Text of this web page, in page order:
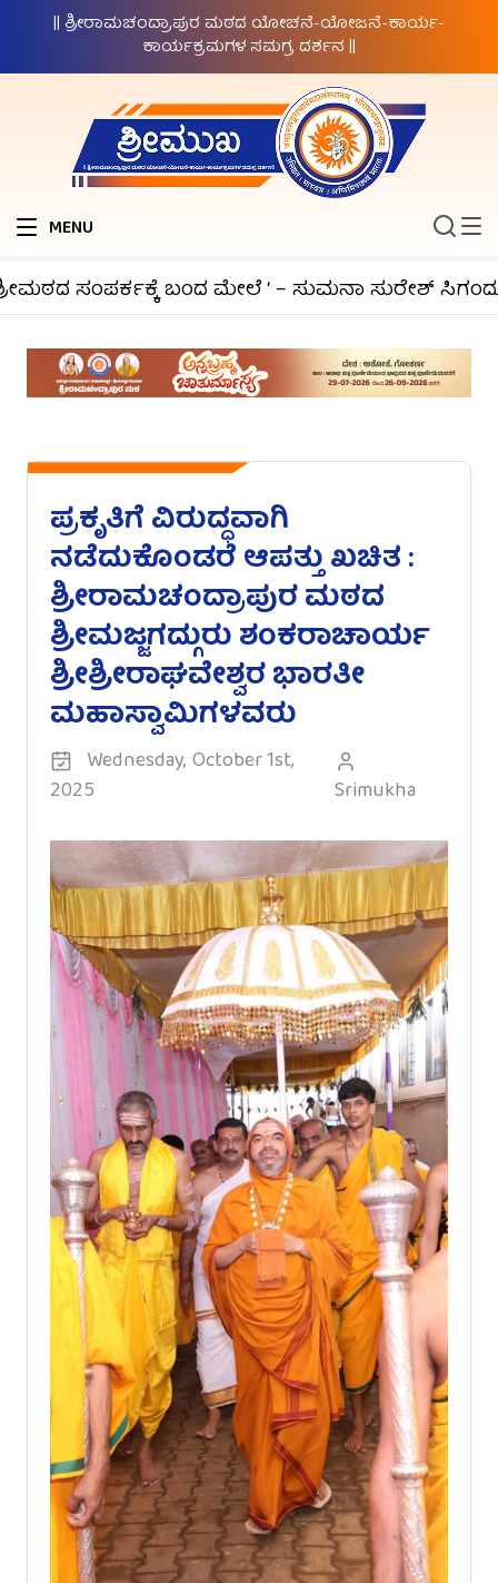
|| ಶ್ರೀರಾಮಚಂದ್ರಾಪುರ ಮಠದ ಯೋಚನೆ-ಯೋಜನೆ-ಕಾರ್ಯ-
ಕಾರ್ಯಕ್ರಮಗಳ ಸಮಗ್ರ ದರ್ಶನ ||
MENU
ಸಂಪರ್ಕಕ್ಕೆ ಬಂದ ಮೇಲೆ ‘ – ಸುಮನಾ ಸುರೇಶ್ ಸಿಗಂದೂರು
ಪ್ರಕೃತಿಗೆ ವಿರುದ್ಧವಾಗಿ
ನಡೆದುಕೊಂಡರೆ ಆಪತ್ತು ಖಚಿತ :
ಶ್ರೀರಾಮಚಂದ್ರಾಪುರ ಮಠದ
ಶ್ರೀಮಜ್ಜಗದ್ಗುರು ಶಂಕರಾಚಾರ್ಯ
ಶ್ರೀಶ್ರೀರಾಘವೇಶ್ವರ ಭಾರತೀ
ಮಹಾಸ್ವಾಮಿಗಳವರು
Wednesday, October 1st,
2025
Srimukha